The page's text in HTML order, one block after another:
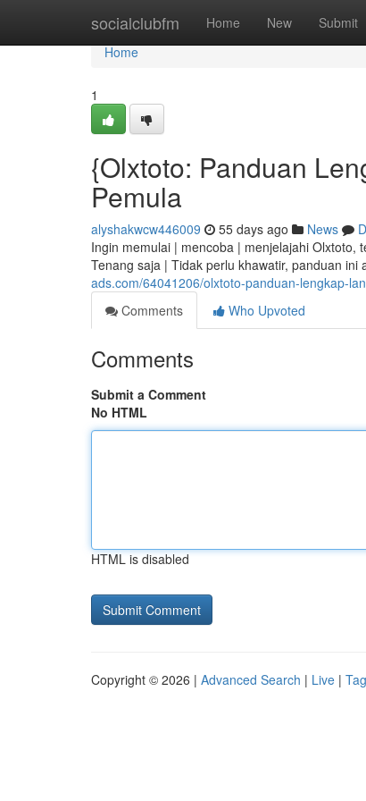
socialclubfm Home New Submit
Home
Home
1
{Olxtoto: Panduan
Pemula
alyshakwcw446009 55 days ago News
Ingin memulai | mencoba | menjelajahi
Tenang saja | Tidak perlu khawatir, panduan
ads.com/64041206/olxtoto-panduan-lengkap-
Comments
Who Upvoted
Comments
Submit a Comment
No HTML
HTML is disabled
Copyright © 2026 | Advanced Search | Live |